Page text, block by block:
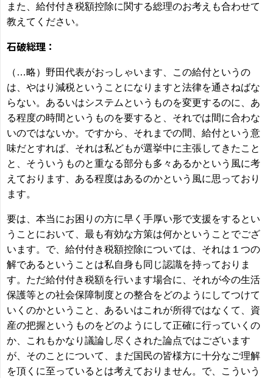
また、給付付き税額控除に関する総理のお考えも合わせて
教えてください。
石破総理：
（…略）野田代表がおっしゃいます、この給付というの
は、やはり減税ということになりますと法律を通さねばな
らない。あるいはシステムというものを変更するのに、あ
る程度の時間というものを要すると、それでは間に合わな
いのではないか。ですから、それまでの間、給付という意
味だとすれば、それは私どもが選挙中に主張してきたこと
と、そういうものと重なる部分も多々あるかという風に考
えております、ある程度はあるのかという風に思っており
ます。
要は、本当にお困りの方に早く手厚い形で支援をするとい
うことにおいて、最も有効な方策は何かということでござ
います。で、給付付き税額控除については、それは１つの
解であるということは私自身も同じ認識を持っておりま
す。ただ給付付き税額を行います場合に、それが今の生活
保護等との社会保障制度との整合をどのようにしてつけて
いくのかということ、あるいはこれが所得ではなくて、資
産の把握というものをどのようにして正確に行っていくの
か、これもかなり議論し尽くされた論点ではございます
が、そのことについて、まだ国民の皆様方に十分なご理解
を頂くに至っているとは考えておりません。で、こういう